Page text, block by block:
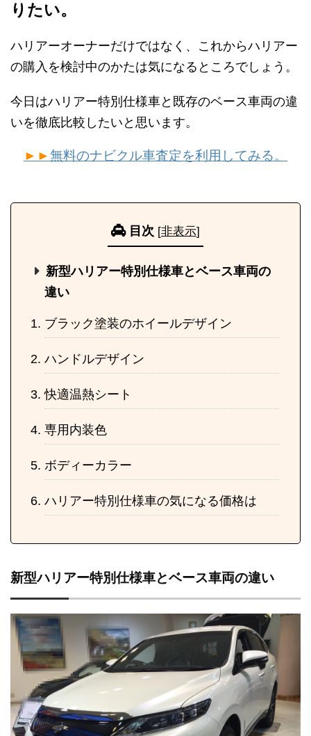
りたい。
ハリアーオーナーだけではなく、これからハリアー
の購入を検討中のかたは気になるところでしょう。
今日はハリアー特別仕様車と既存のベース車両の違
いを徹底比較したいと思います。
►►無料のナビクル車査定を利用してみる。
目次 [非表示]
新型ハリアー特別仕様車とベース車両の
違い
ブラック塗装のホイールデザイン
ハンドルデザイン
快適温熱シート
専用内装色
ボディーカラー
ハリアー特別仕様車の気になる価格は
新型ハリアー特別仕様車とベース車両の違い